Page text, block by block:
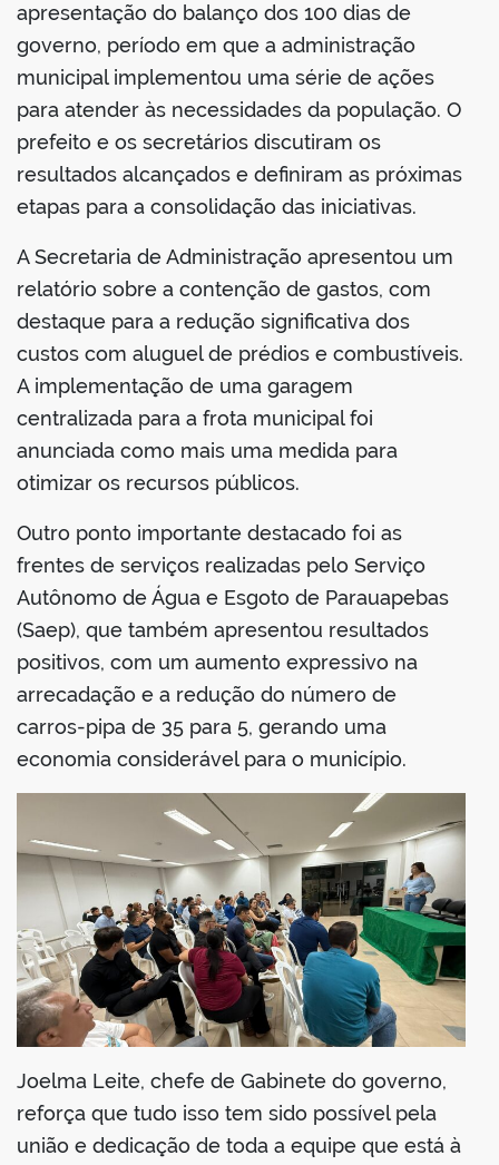
apresentação do balanço dos 100 dias de
governo, período em que a administração
municipal implementou uma série de ações
para atender às necessidades da população. O
prefeito e os secretários discutiram os
resultados alcançados e definiram as próximas
etapas para a consolidação das iniciativas.
A Secretaria de Administração apresentou um
relatório sobre a contenção de gastos, com
destaque para a redução significativa dos
custos com aluguel de prédios e combustíveis.
A implementação de uma garagem
centralizada para a frota municipal foi
anunciada como mais uma medida para
otimizar os recursos públicos.
Outro ponto importante destacado foi as
frentes de serviços realizadas pelo Serviço
Autônomo de Água e Esgoto de Parauapebas
(Saep), que também apresentou resultados
positivos, com um aumento expressivo na
arrecadação e a redução do número de
carros-pipa de 35 para 5, gerando uma
economia considerável para o município.
Joelma Leite, chefe de Gabinete do governo,
reforça que tudo isso tem sido possível pela
união e dedicação de toda a equipe que está à